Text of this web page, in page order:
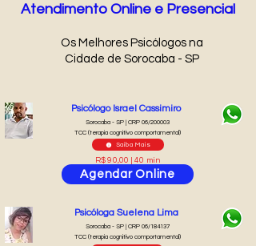
Atendimento Online e Presencial
Os Melhores Psicólogos na
Cidade de Sorocaba - SP
Saiba Mais
Psicólogo Israel Cassimiro
Agendar Online
R$ 90,00 | 40 min
Sorocaba - SP | CRP 06/200003
TCC (terapia cognitivo comportamental)
Psicóloga Suelena Lima
Sorocaba - SP | CRP 06/184137
TCC (terapia cognitivo comportamental)